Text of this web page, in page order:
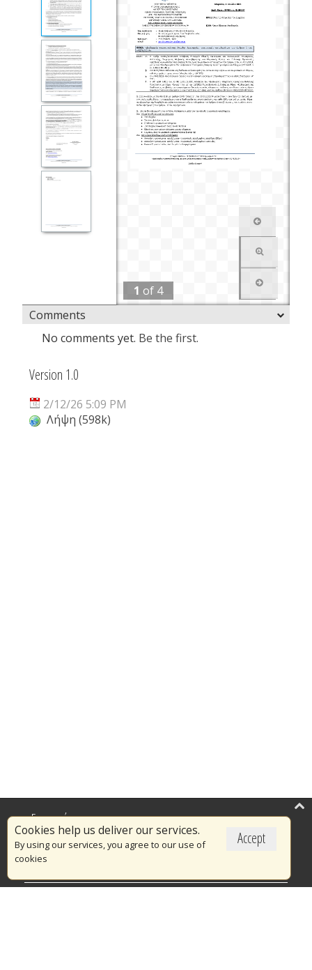
1 of 4
Comments
No comments yet. Be the first.
Version 1.0
2/12/26 5:09 PM
Λήψη (598k)
Accept
Cookies help us deliver our services.
By using our services, you agree to our use of
cookies
Επικαιρότητα
Το Πυροσβεστικό Σώμα